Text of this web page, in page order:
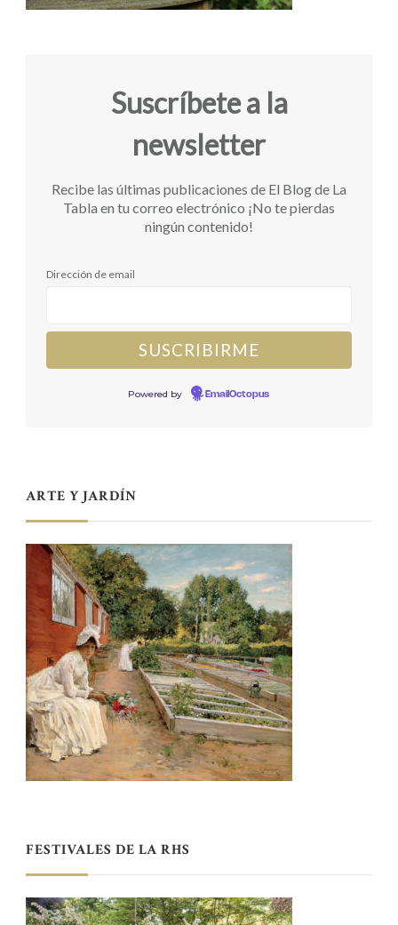
Suscríbete a la
newsletter
Recibe las últimas publicaciones de El Blog de La
Tabla en tu correo electrónico ¡No te pierdas
ningún contenido!
Dirección de email
Powered by EmailOctopus
ARTE Y JARDÍN
FESTIVALES DE LA RHS